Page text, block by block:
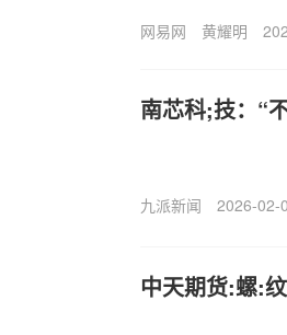
网易网 黄耀明
南芯科;技：“
九派新闻 2026-02-
中天期货:螺: